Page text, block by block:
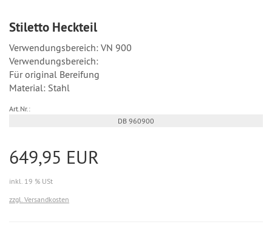
Stiletto Heckteil
Verwendungsbereich: VN 900
Verwendungsbereich:
Für original Bereifung
Material: Stahl
Art.Nr.:
DB 960900
649,95 EUR
inkl. 19 % USt
zzgl. Versandkosten